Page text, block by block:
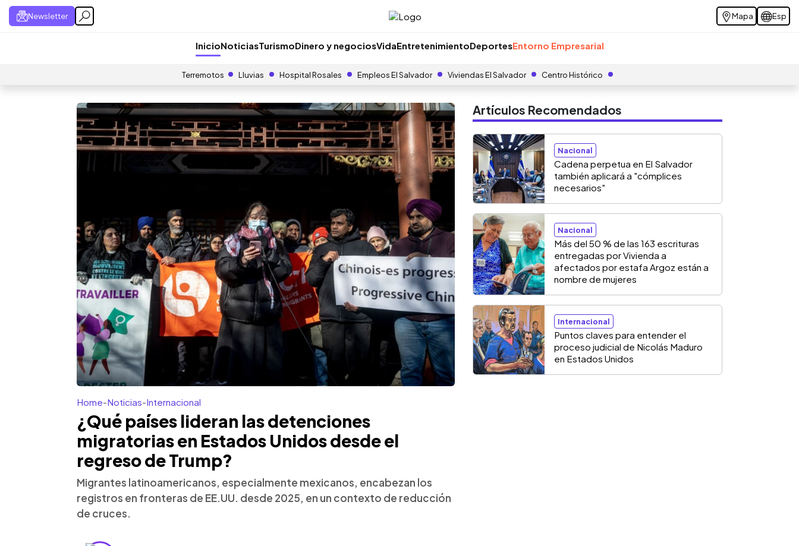
Newsletter Mapa Esp
InicioNoticiasTurismoDinero y negociosVidaEntretenimientoDeportesEntorno Empresarial
Terremotos Lluvias Hospital Rosales Empleos El Salvador Viviendas El Salvador Centro Histórico
Home-Noticias-Internacional
¿Qué países lideran las detenciones
migratorias en Estados Unidos desde el
regreso de Trump?
Migrantes latinoamericanos, especialmente mexicanos, encabezan los
registros en fronteras de EE.UU. desde 2025, en un contexto de reducción
de cruces.
Artículos Recomendados
Nacional
Cadena perpetua en El Salvador
también aplicará a "cómplices
necesarios"
Nacional
Más del 50 % de las 163 escrituras
entregadas por Vivienda a
afectados por estafa Argoz están a
nombre de mujeres
Internacional
Puntos claves para entender el
proceso judicial de Nicolás Maduro
en Estados Unidos